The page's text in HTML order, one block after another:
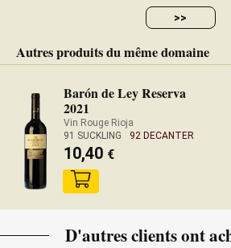
>>
Autres produits du même domaine
Barón de Ley Reserva
2021
Vin Rouge Rioja
91 SUCKLING
92 DECANTER
10,40 €
D'autres clients ont